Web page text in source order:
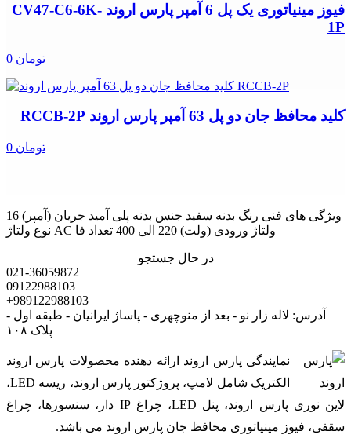
فیوز مینیاتوری یک پل 6 آمپر پارس اروند CV47-C6-6K-
1P
0 تومان
کلید محافظ جان دو پل 63 آمپر پارس اروند RCCB-2P
0 تومان
ویژگی های فنی رنگ بدنه سفید جنس بدنه پلی آمید جریان (آمپر) 16
نوع ولتاژ AC ولتاژ ورودی (ولت) 220 الی 400 تعداد فا
در حال جستجو
021-36059872
09122988103
+989122988103
آدرس: لاله زار نو - بعد از منوچهری - پاساژ ایرانیان - طبقه اول -
پلاک ۱۰۸
نمایندگی پارس اروند ارائه دهنده محصولات پارس اروند
الکتریک شامل لامپ، پروژکتور پارس اروند، ریسه LED،
لاین نوری پارس اروند، پنل LED، چراغ IP دار، سنسورها، چراغ
سقفی، فیوز مینیاتوری محافظ جان پارس اروند می باشد.